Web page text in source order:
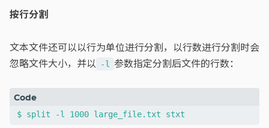
按行分割
文本文件还可以以行为单位进行分割，以行数进行分割时会
忽略文件大小，并以
-l 参数指定分割后文件的行数：